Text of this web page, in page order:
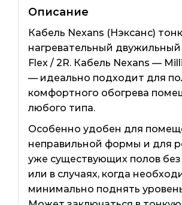
Описание
Кабель Nexans (Нэксанс)
нагревательный
Flex / 2R. Кабель Nexans —
— идеально подходит для
комфортного обогрева
любого типа.
Особенно удобен для
неправильной формы и для
уже существующих полов без
или в случаях, когда
минимально поднять